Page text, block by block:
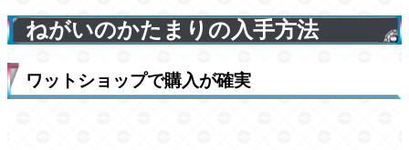
ねがいのかたまりの入手方法
ワットショップで購入が確実